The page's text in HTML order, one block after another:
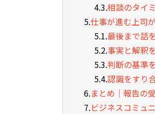
4.3.相談のタイ
5.仕事が進む上司
5.1.最後まで話
5.2.事実と解釈
5.3.判断の基準
5.4.認識をすり
6.まとめ｜報告の
7.ビジネスコミュ